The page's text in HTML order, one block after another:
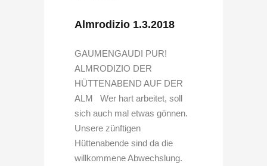
Almrodizio 1.3.2018
GAUMENGAUDI PUR!
ALMRODIZIO DER
HÜTTENABEND AUF DER
ALM Wer hart arbeitet, soll
sich auch mal etwas gönnen.
Unsere zünftigen
Hüttenabende sind da die
willkommene Abwechslung.